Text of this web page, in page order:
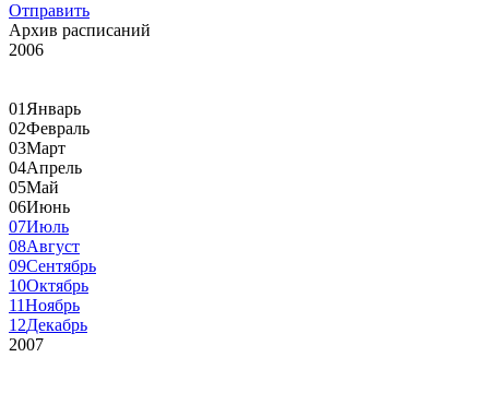
Отправить
Архив расписаний
2006
01 Январь
02Февраль
03Март
04Апрель
05Май
06Июнь
07Июль
08Август
09Сентябрь
10Октябрь
11Ноябрь
12Декабрь
2007